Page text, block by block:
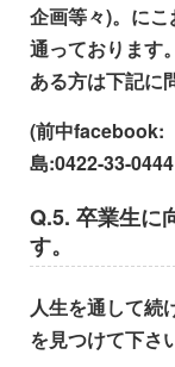
企画等々)。に
通っております
ある方は下記に
(前中
島:0422-33-
Q.5. 卒業生に
す。
人生を通して続
を見つけて